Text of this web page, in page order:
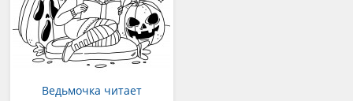
Ведьмочка читает